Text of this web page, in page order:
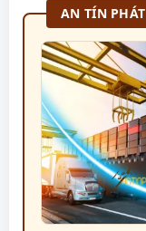
AN TÍN PHÁT